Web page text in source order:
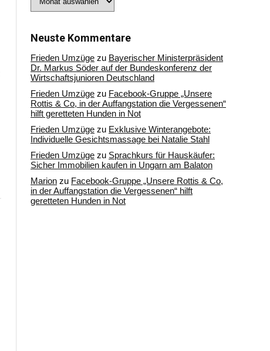
Sie
Archiv
Neuste Kommentare
Frieden Umzüge zu Bayerischer Ministerpräsident
Dr. Markus Söder auf der Bundeskonferenz der
Wirtschaftsjunioren Deutschland
Frieden Umzüge zu Facebook-Gruppe „Unsere
Rottis & Co, in der Auffangstation die Vergessenen“
hilft geretteten Hunden in Not
Frieden Umzüge zu Exklusive Winterangebote:
Individuelle Gesichtsmassage bei Natalie Stahl
Frieden Umzüge zu Sprachkurs für Hauskäufer:
Sicher Immobilien kaufen in Ungarn am Balaton
Marion zu Facebook-Gruppe „Unsere Rottis & Co,
in der Auffangstation die Vergessenen“ hilft
geretteten Hunden in Not